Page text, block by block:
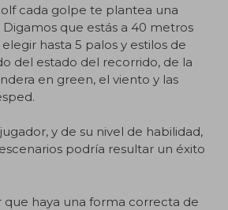
cada golpe te plantea una
que estás a 40 metros
hasta 5 palos y estilos de
del estado del recorrido, de la
en green, el viento y las
y de su nivel de habilidad,
podría resultar un éxito
que haya una forma correcta de